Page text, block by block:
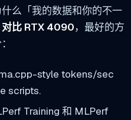
么「我的数据和你的不一
比 RTX 4090，最好的方
style tokens/sec
scripts.
Training 和 MLPerf